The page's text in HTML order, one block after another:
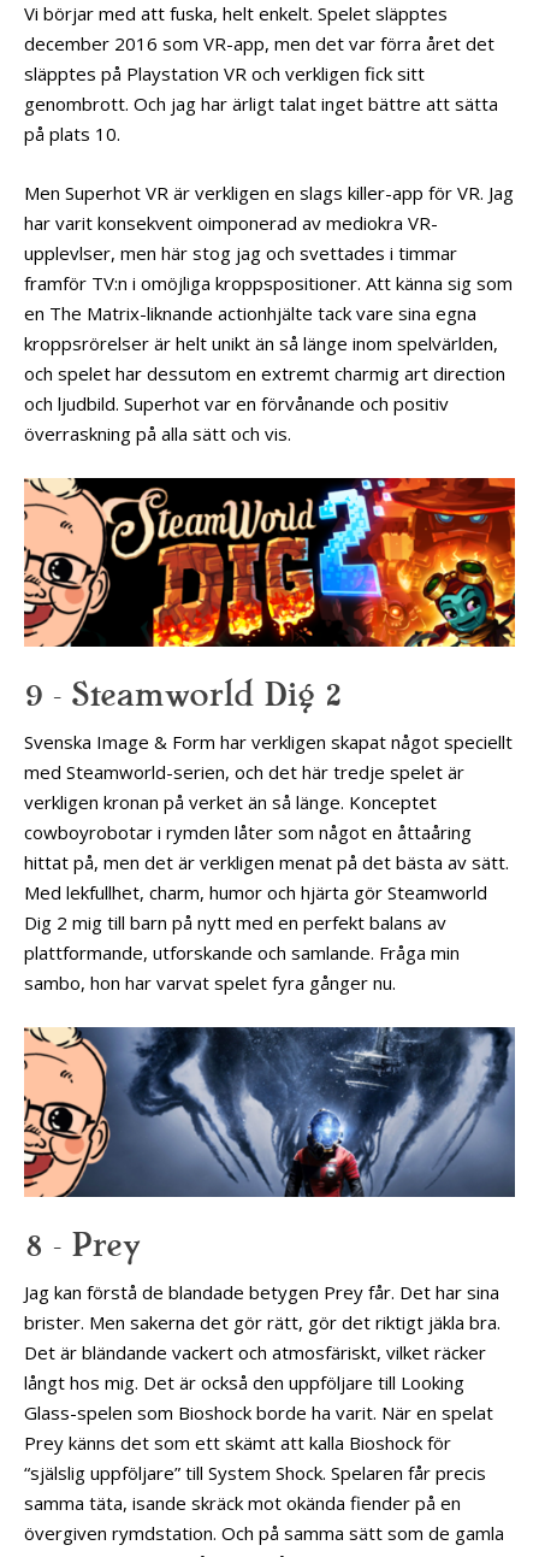
Vi börjar med att fuska, helt enkelt. Spelet släpptes
december 2016 som VR-app, men det var förra året det
släpptes på Playstation VR och verkligen fick sitt
genombrott. Och jag har ärligt talat inget bättre att sätta
på plats 10.
Men Superhot VR är verkligen en slags killer-app för VR. Jag
har varit konsekvent oimponerad av mediokra VR-
upplevlser, men här stog jag och svettades i timmar
framför TV:n i omöjliga kroppspositioner. Att känna sig som
en The Matrix-liknande actionhjälte tack vare sina egna
kroppsrörelser är helt unikt än så länge inom spelvärlden,
och spelet har dessutom en extremt charmig art direction
och ljudbild. Superhot var en förvånande och positiv
överraskning på alla sätt och vis.
9 – Steamworld Dig 2
Svenska Image & Form har verkligen skapat något speciellt
med Steamworld-serien, och det här tredje spelet är
verkligen kronan på verket än så länge. Konceptet
cowboyrobotar i rymden låter som något en åttaåring
hittat på, men det är verkligen menat på det bästa av sätt.
Med lekfullhet, charm, humor och hjärta gör Steamworld
Dig 2 mig till barn på nytt med en perfekt balans av
plattformande, utforskande och samlande. Fråga min
sambo, hon har varvat spelet fyra gånger nu.
8 – Prey
Jag kan förstå de blandade betygen Prey får. Det har sina
brister. Men sakerna det gör rätt, gör det riktigt jäkla bra.
Det är bländande vackert och atmosfäriskt, vilket räcker
långt hos mig. Det är också den uppföljare till Looking
Glass-spelen som Bioshock borde ha varit. När en spelat
Prey känns det som ett skämt att kalla Bioshock för
“själslig uppföljare” till System Shock. Spelaren får precis
samma täta, isande skräck mot okända fiender på en
övergiven rymdstation. Och på samma sätt som de gamla